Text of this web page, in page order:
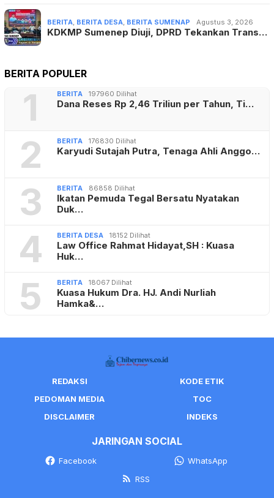
BERITA BERITA DESA BERITA SUMENAP Agustus 3, 2026
KDKMP Sumenep Diuji, DPRD Tekankan Trans…
BERITA POPULER
1 BERITA 197960 Dilihat
Dana Reses Rp 2,46 Triliun per Tahun, Ti…
2 BERITA 176830 Dilihat
Karyudi Sutajah Putra, Tenaga Ahli Anggo…
3 BERITA 86858 Dilihat
Ikatan Pemuda Tegal Bersatu Nyatakan
Duk…
4 BERITA DESA 18152 Dilihat
Law Office Rahmat Hidayat,SH : Kuasa
Huk…
5 BERITA 18067 Dilihat
Kuasa Hukum Dra. HJ. Andi Nurliah
Hamka&…
REDAKSI
KODE ETIK
PEDOMAN MEDIA
TOC
DISCLAIMER
INDEKS
JARINGAN SOCIAL
Facebook
WhatsApp
RSS